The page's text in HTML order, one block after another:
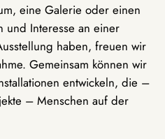
eine Galerie oder einen
und Interesse an einer
haben, freuen wir
Gemeinsam können wir
entwickeln, die –
– Menschen auf der